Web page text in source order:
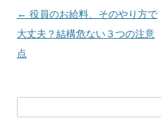
投
稿
ナ
← 役員のお給料、そのやり方で
大丈夫？結構危ない３つの注意
点